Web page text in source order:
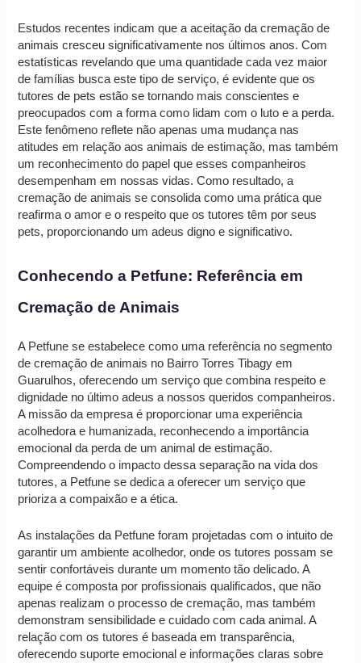
Estudos recentes indicam que a aceitação da cremação de
animais cresceu significativamente nos últimos anos. Com
estatísticas revelando que uma quantidade cada vez maior
de famílias busca este tipo de serviço, é evidente que os
tutores de pets estão se tornando mais conscientes e
preocupados com a forma como lidam com o luto e a perda.
Este fenômeno reflete não apenas uma mudança nas
atitudes em relação aos animais de estimação, mas também
um reconhecimento do papel que esses companheiros
desempenham em nossas vidas. Como resultado, a
cremação de animais se consolida como uma prática que
reafirma o amor e o respeito que os tutores têm por seus
pets, proporcionando um adeus digno e significativo.
Conhecendo a Petfune: Referência em
Cremação de Animais
A Petfune se estabelece como uma referência no segmento
de cremação de animais no Bairro Torres Tibagy em
Guarulhos, oferecendo um serviço que combina respeito e
dignidade no último adeus a nossos queridos companheiros.
A missão da empresa é proporcionar uma experiência
acolhedora e humanizada, reconhecendo a importância
emocional da perda de um animal de estimação.
Compreendendo o impacto dessa separação na vida dos
tutores, a Petfune se dedica a oferecer um serviço que
prioriza a compaixão e a ética.
As instalações da Petfune foram projetadas com o intuito de
garantir um ambiente acolhedor, onde os tutores possam se
sentir confortáveis durante um momento tão delicado. A
equipe é composta por profissionais qualificados, que não
apenas realizam o processo de cremação, mas também
demonstram sensibilidade e cuidado com cada animal. A
relação com os tutores é baseada em transparência,
oferecendo suporte emocional e informações claras sobre